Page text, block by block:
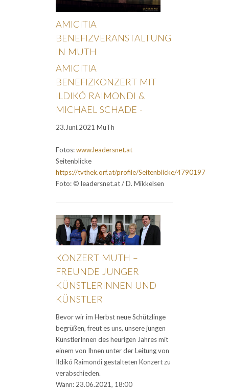
AMICITIA
BENEFIZVERANSTALTUNG
IN MUTH
AMICITIA
BENEFIZKONZERT MIT
ILDIKÓ RAIMONDI &
MICHAEL SCHADE -
23.Juni.2021 MuTh
Fotos:www.leadersnet.at
Seitenblicke
https://tvthek.orf.at/profile/Seitenblicke/4790197
Foto: © leadersnet.at / D. Mikkelsen
KONZERT MUTH –
FREUNDE JUNGER
KÜNSTLERINNEN UND
KÜNSTLER
Bevor wir im Herbst neue Schützlinge
begrüßen, freut es uns, unsere jungen
KünstlerInnen des heurigen Jahres mit
einem von Ihnen unter der Leitung von
Ildikó Raimondi gestalteten Konzert zu
verabschieden.
Wann: 23.06.2021, 18:00